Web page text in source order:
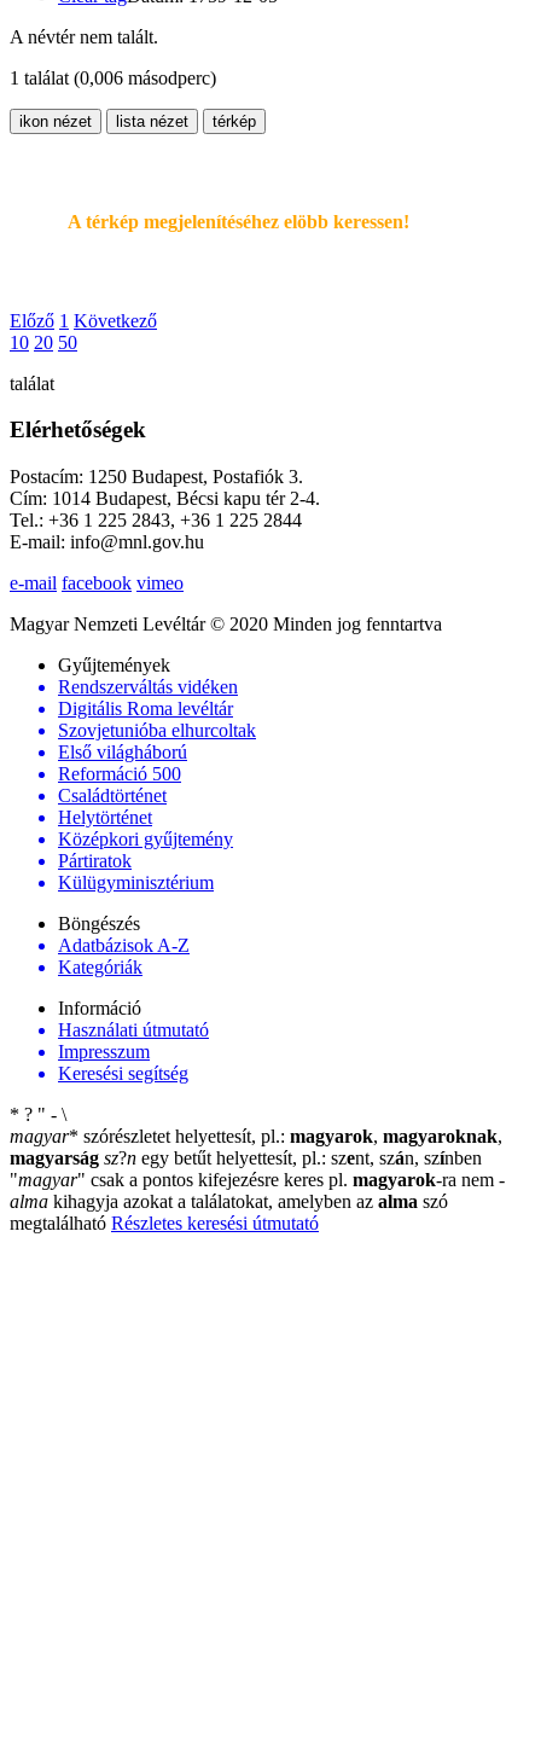
A névtér nem talált.
1 találat (0,006 másodperc)
ikon nézet lista nézet térkép
A térkép megjelenítéséhez elöbb keressen!
Előző 1 Következő
10 20 50
találat
Elérhetőségek
Postacím: 1250 Budapest, Postafiók 3.
Cím: 1014 Budapest, Bécsi kapu tér 2-4.
Tel.: +36 1 225 2843, +36 1 225 2844
E-mail: info@mnl.gov.hu
e-mail facebook vimeo
Magyar Nemzeti Levéltár © 2020 Minden jog fenntartva
Gyűjtemények
Rendszerváltás vidéken
Digitális Roma levéltár
Szovjetunióba elhurcoltak
Első világháború
Reformáció 500
Családtörténet
Helytörténet
Középkori gyűjtemény
Pártiratok
Külügyminisztérium
Böngészés
Adatbázisok A-Z
Kategóriák
Információ
Használati útmutató
Impresszum
Keresési segítség
* ? " - \
magyar* szórészletet helyettesít, pl.: magyarok, magyaroknak,
magyarság sz?n egy betűt helyettesít, pl.: szent, szán, színben
"magyar" csak a pontos kifejezésre keres pl. magyarok-ra nem -
alma kihagyja azokat a találatokat, amelyben az alma szó
megtalálható Részletes keresési útmutató